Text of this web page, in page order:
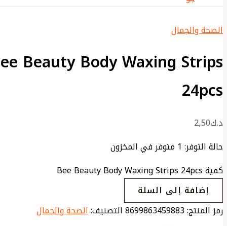
الصحة والجمال
Beauty Body Waxing Strips
24pcs
د.ك2٫50
حالة التوفر: 1 متوفر في المخزون
كمية Bee Beauty Body Waxing Strips 24pcs
إضافة إلى السلة
رمز المنتج:8699863459883التصنيف:الصحة والجمال